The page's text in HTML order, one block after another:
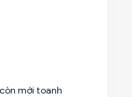
mới toanh